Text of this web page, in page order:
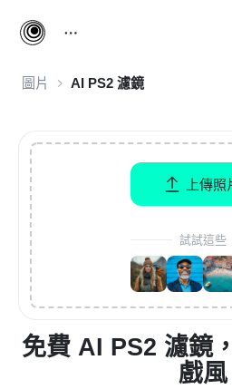
圖片 AI PS2 濾鏡
免費 AI PS2 濾鏡
戲風
上傳照
試試這些